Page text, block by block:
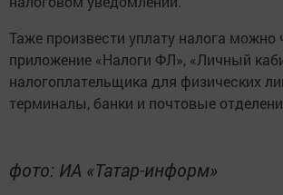
Таже произвести уплату налога можно
приложение «Налоги ФЛ», «Личный
налогоплательщика для физических
терминалы, банки и почтовые
фото: ИА «Татар-информ»